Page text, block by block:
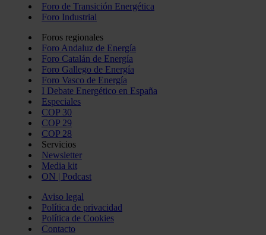
Foro de Transición Energética
Foro Industrial
Foros regionales
Foro Andaluz de Energía
Foro Catalán de Energía
Foro Gallego de Energía
Foro Vasco de Energía
I Debate Energético en España
Especiales
COP 30
COP 29
COP 28
Servicios
Newsletter
Media kit
ON | Podcast
Aviso legal
Política de privacidad
Política de Cookies
Contacto